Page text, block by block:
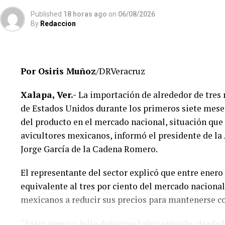
El Gobierno del Estado ha reiterado que las
y respetando el debido proceso, por lo que hasta
No obstante, docentes que solicitaron el
investigaciones podrían afectar intereses al
De acuerdo con esos testimonios, el grupo
integrado públicamente por Verónica Sánchez
Maldonado Alemán, Silvia Ivette Lara Barradas,
cuestionado las acciones emprendidas por las
Hasta ahora, las instancias responsables no han
investigaciones ni la emisión de sanciones o
regularización continúa conforme a los
Published 18 horas ago on 06/08/2026
By Redaccion
Por Osiris Muñoz/DRVeracruz
Xalapa, Ver.- La importación de alrededor de tres
de Estados Unidos durante los primeros siete
del producto en el mercado nacional, situación
avicultores mexicanos, informó el presidente de
Jorge García de la Cadena Romero.
El representante del sector explicó que entre
equivalente al tres por ciento del mercado
mexicanos a reducir sus precios para